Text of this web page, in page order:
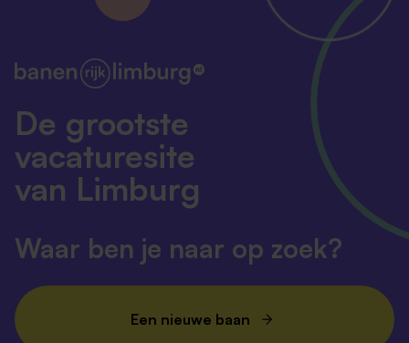
De grootste
vacaturesite
van Limburg
Waar ben je naar op zoek?
Een nieuwe baan